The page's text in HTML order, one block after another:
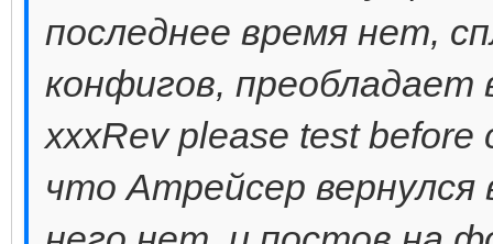
последнее время нет,
конфигов, преобладает
xxxRev please test
что Атрейсер